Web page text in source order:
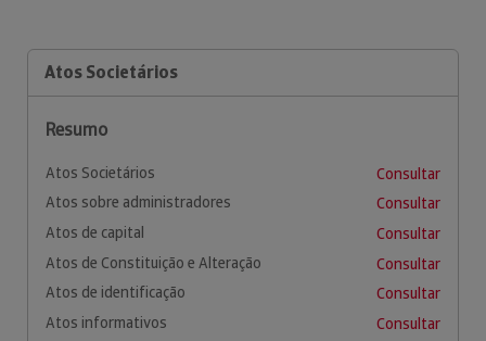
Atos Societários
Resumo
Atos Societários
Consultar
Atos sobre administradores
Consultar
Atos de capital
Consultar
Atos de Constituição e Alteração
Consultar
Atos de identificação
Consultar
Atos informativos
Consultar